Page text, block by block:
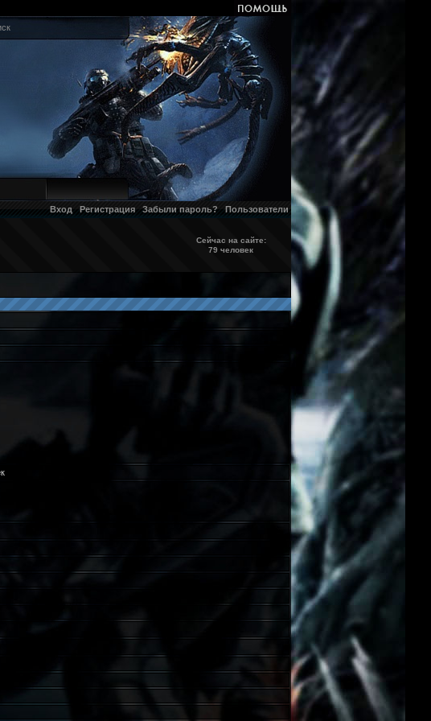
Вход Регистрация Забыли пароль? Пользователи
Сейчас на сайте:
79 человек